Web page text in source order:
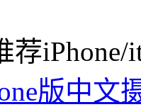
荐iPhone/
版中文